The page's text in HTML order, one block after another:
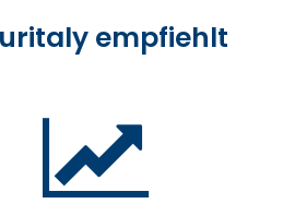
empfiehlt